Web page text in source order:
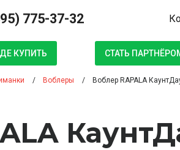
775-37-32
КУПИТЬ СТАТЬ
Воблеры Воблер RAPALA